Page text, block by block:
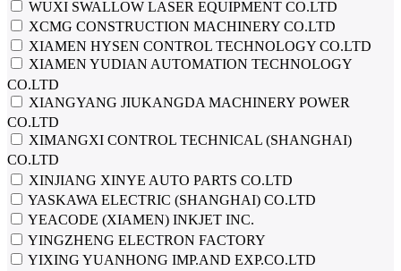
WUXI SWALLOW LASER EQUIPMENT CO.LTD
XCMG CONSTRUCTION MACHINERY CO.LTD
XIAMEN HYSEN CONTROL TECHNOLOGY CO.LTD
XIAMEN YUDIAN AUTOMATION TECHNOLOGY
CO.LTD
XIANGYANG JIUKANGDA MACHINERY POWER
CO.LTD
XIMANGXI CONTROL TECHNICAL (SHANGHAI)
CO.LTD
XINJIANG XINYE AUTO PARTS CO.LTD
YASKAWA ELECTRIC (SHANGHAI) CO.LTD
YEACODE (XIAMEN) INKJET INC.
YINGZHENG ELECTRON FACTORY
YIXING YUANHONG IMP.AND EXP.CO.LTD